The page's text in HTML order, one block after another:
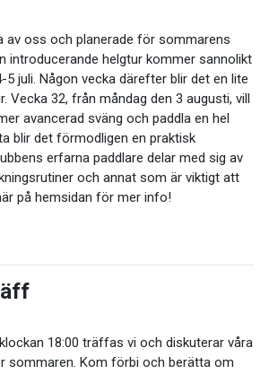
av oss och planerade för sommarens
introducerande helgtur kommer sannolikt
5 juli. Någon vecka därefter blir det en lite
Vecka 32, från måndag den 3 augusti, vill
avancerad sväng och paddla en hel
blir det förmodligen en praktisk
erfarna paddlare delar med sig av
och annat som är viktigt att
på hemsidan för mer info!
18:00 träffas vi och diskuterar våra
sommaren. Kom förbi och berätta om